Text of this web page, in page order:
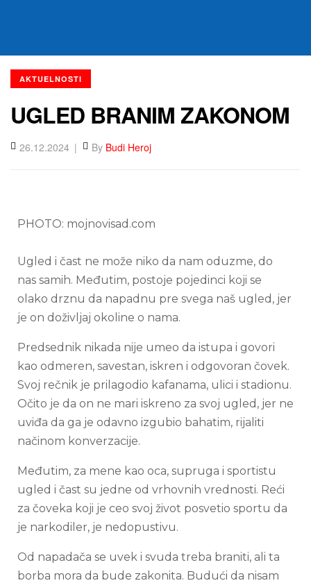
AKTUELNOSTI
UGLED BRANIM ZAKONOM
26.12.2024 By Budi Heroj
PHOTO: mojnovisad.com
Ugled i čast ne može niko da nam oduzme, do
nas samih. Međutim, postoje pojedinci koji se
olako drznu da napadnu pre svega naš ugled, jer
je on doživljaj okoline o nama.
Predsednik nikada nije umeo da istupa i govori
kao odmeren, savestan, iskren i odgovoran čovek.
Svoj rečnik je prilagodio kafanama, ulici i stadionu.
Očito je da on ne mari iskreno za svoj ugled, jer ne
uviđa da ga je odavno izgubio bahatim, rijaliti
načinom konverzacije.
Međutim, za mene kao oca, supruga i sportistu
ugled i čast su jedne od vrhovnih vrednosti. Reći
za čoveka koji je ceo svoj život posvetio sportu da
je narkodiler, je nedopustivu.
Od napadača se uvek i svuda treba braniti, ali ta
borba mora da bude zakonita. Budući da nisam